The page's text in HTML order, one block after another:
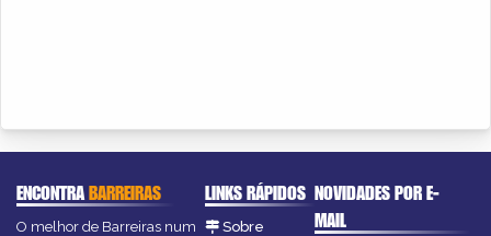
ENCONTRABARREIRAS
O melhor de Barreiras num
LINKS RÁPIDOS
Sobre
NOVIDADES POR E-
MAIL